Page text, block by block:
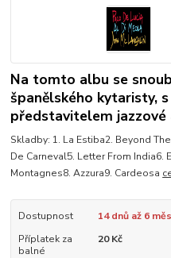
Na tomto albu se
španělského kytaristy,
představitelem
Skladby: 1. La Estiba2. Beyond
De Carneval5. Letter From India6.
Montagnes8. Azzura9. Cardeosa
Dostupnost
14 dnů až 6
Příplatek za
balné
20 Kč